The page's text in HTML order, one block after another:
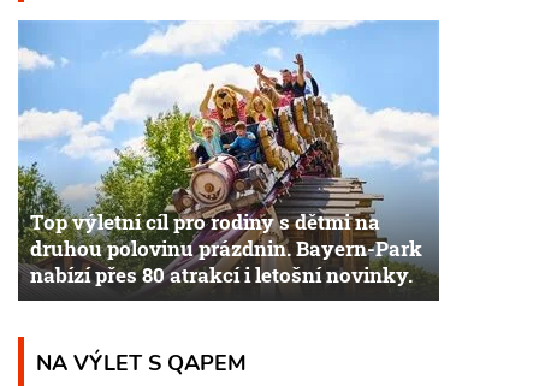
Top výletní cíl pro rodiny s dětmi na
druhou polovinu prázdnin. Bayern-Park
nabízí přes 80 atrakcí i letošní novinky.
NA VÝLET S QAPEM